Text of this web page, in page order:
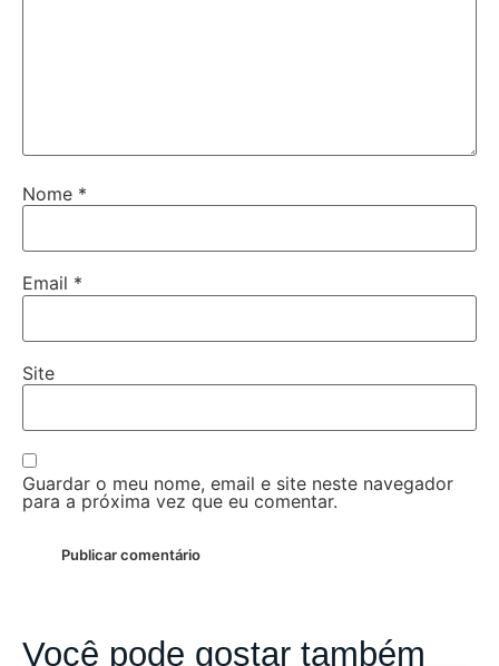
Nome *
Email *
Site
Guardar o meu nome, email e site neste navegador
para a próxima vez que eu comentar.
Você pode gostar também